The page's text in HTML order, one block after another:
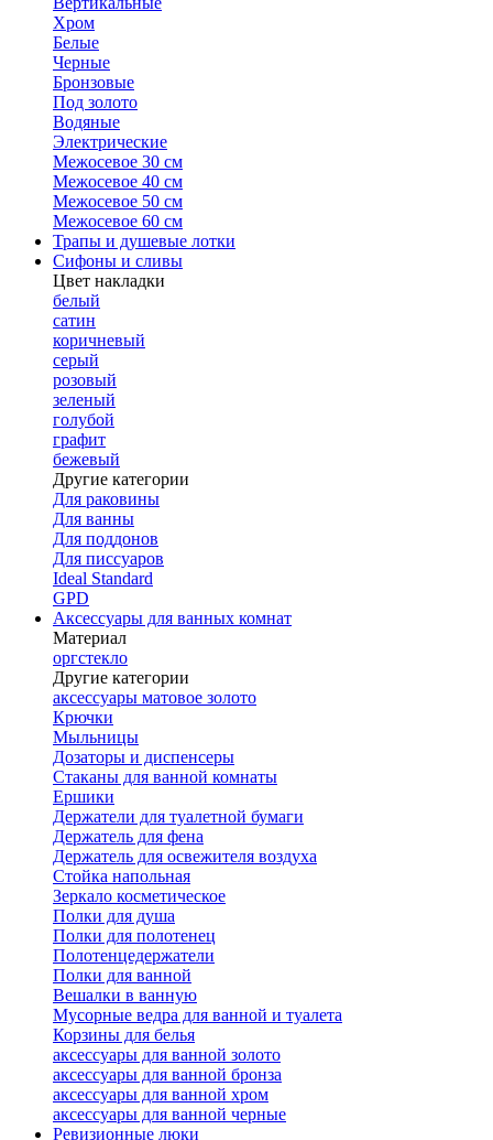
Хром
Белые
Черные
Бронзовые
Под золото
Водяные
Электрические
Межосевое 30 см
Межосевое 40 см
Межосевое 50 см
Межосевое 60 см
Трапы и душевые лотки
Сифоны и сливы
Цвет накладки
белый
сатин
коричневый
серый
розовый
зеленый
голубой
графит
бежевый
Другие категории
Для раковины
Для ванны
Для поддонов
Для писсуаров
Ideal Standard
GPD
Аксессуары для ванных комнат
Материал
оргстекло
Другие категории
аксессуары матовое золото
Крючки
Мыльницы
Дозаторы и диспенсеры
Стаканы для ванной комнаты
Ершики
Держатели для туалетной бумаги
Держатель для фена
Держатель для освежителя воздуха
Стойка напольная
Зеркало косметическое
Полки для душа
Полки для полотенец
Полотенцедержатели
Полки для ванной
Вешалки в ванную
Мусорные ведра для ванной и туалета
Корзины для белья
аксессуары для ванной золото
аксессуары для ванной бронза
аксессуары для ванной хром
аксессуары для ванной черные
Ревизионные люки